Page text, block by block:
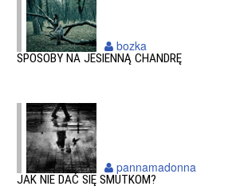
SPOSOBY NA JESIENNĄ CHANDRĘ
bozka
JAK NIE DAĆ SIĘ SMUTKOM?
pannamadonna